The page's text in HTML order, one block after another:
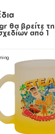
θα βρείτε τη
από 1